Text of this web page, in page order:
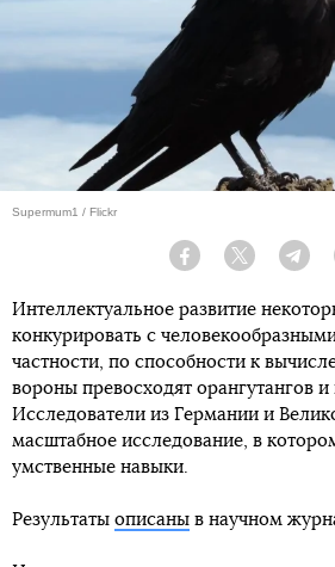
Supermum1 / Flickr
Facebook Twitter
Интеллектуальное развитие
конкурировать с
частности, по способности к
вороны превосходят орангутангов
Исследователи из Германии и
масштабное исследование, в
умственные навыки.
Результаты описаны в научном